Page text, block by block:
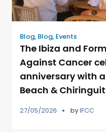
Blog, Blog, Events
The Ibiza and
Against Cancer
anniversary with
Beach &
27/05/2026 byIFCC